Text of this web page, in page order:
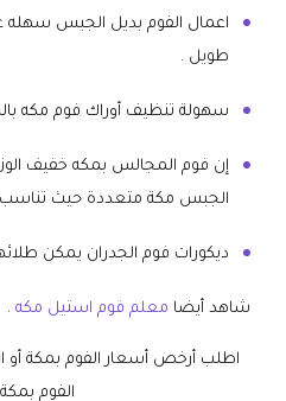
اعمال الفوم بديل الجبس سهله
طويل .
سهولة تنظيف أوراك فوم مكه
إن فوم المجالس بمكه خفيف
الجبس مكة متعددة حيث تناسب
ديكورات فوم الجدران يمكن
شاهد أيضا معلم فوم استيل مكه .
اطلب أرخص أسعار الفوم بمكة
الفوم